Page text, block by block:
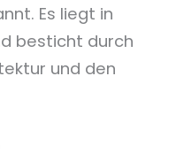
Es liegt in
besticht durch
und den